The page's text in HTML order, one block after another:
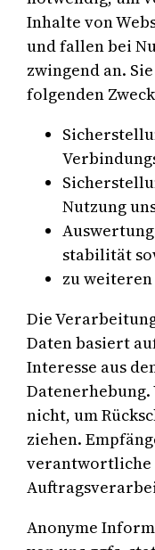
Inhalte von
und fallen bei
zwingend an.
folgenden
Nutzung
stabilität
zu
Die
Daten basiert
Interesse aus
nicht, um
ziehen.
verantwortliche
Anonyme